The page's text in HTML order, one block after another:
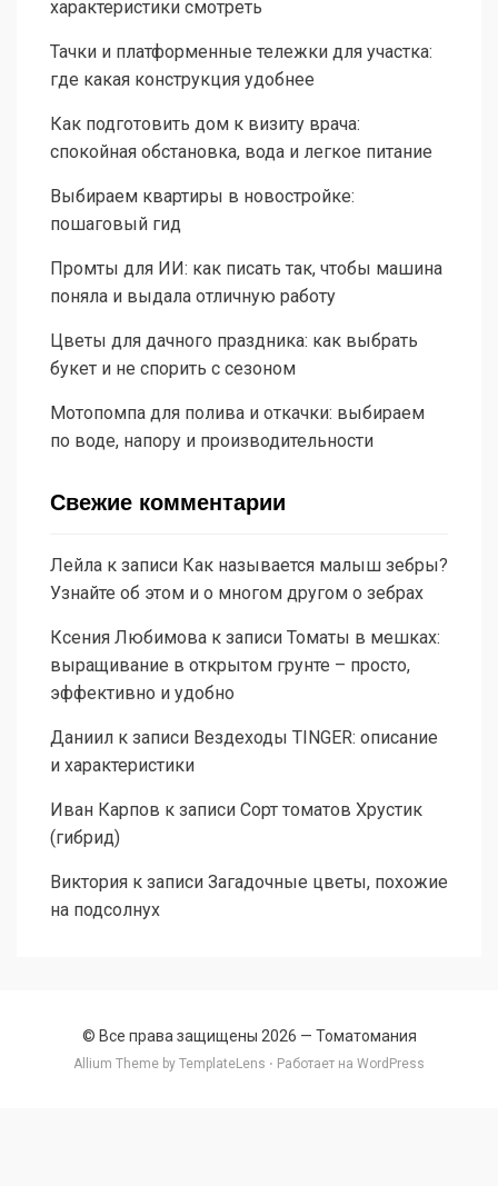
характеристики смотреть
Тачки и платформенные тележки для участка:
где какая конструкция удобнее
Как подготовить дом к визиту врача:
спокойная обстановка, вода и легкое питание
Выбираем квартиры в новостройке:
пошаговый гид
Промты для ИИ: как писать так, чтобы машина
поняла и выдала отличную работу
Цветы для дачного праздника: как выбрать
букет и не спорить с сезоном
Мотопомпа для полива и откачки: выбираем
по воде, напору и производительности
Свежие комментарии
Лейла к записи Как называется малыш зебры?
Узнайте об этом и о многом другом о зебрах
Ксения Любимова к записи Томаты в мешках:
выращивание в открытом грунте – просто,
эффективно и удобно
Даниил к записи Вездеходы TINGER: описание
и характеристики
Иван Карпов к записи Сорт томатов Хрустик
(гибрид)
Виктория к записи Загадочные цветы, похожие
на подсолнух
© Все права защищены 2026 — Томатомания
Allium Theme by TemplateLens ⋅ Работает на WordPress